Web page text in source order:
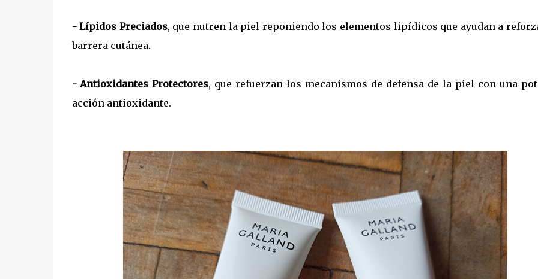
- Lípidos Preciados, que nutren la piel reponiendo los elementos lipídicos que ayudan a
barrera cutánea.
- Antioxidantes Protectores, que refuerzan los mecanismos de defensa de la piel con una
acción antioxidante.